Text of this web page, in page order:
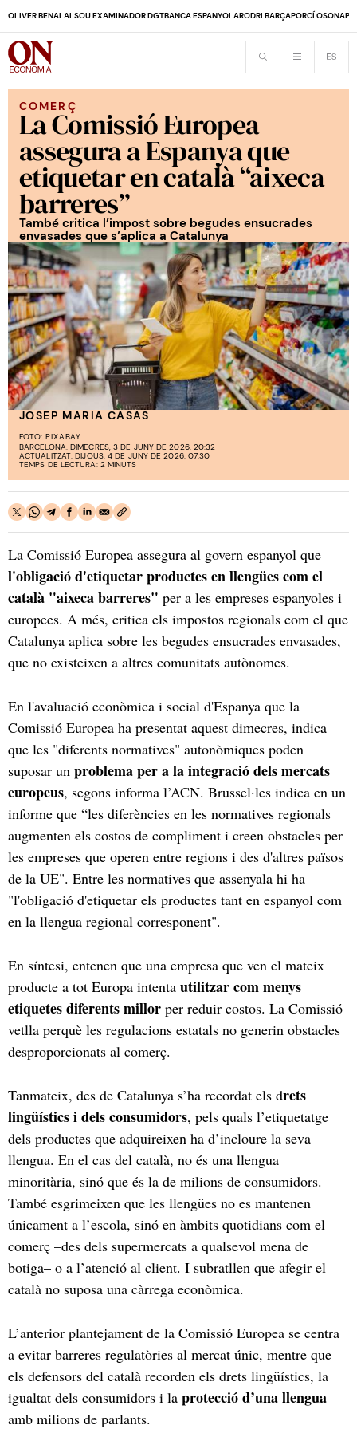
OLIVER BENALALSOU EXAMINADOR DGTBANCA ESPANYOLARODRI BARÇAPORCÍ OSONA
COMERÇ
La Comissió Europea
assegura a Espanya que
etiquetar en català “aixeca
barreres”
També critica l’impost sobre begudes ensucrades
envasades que s’aplica a Catalunya
JOSEP MARIA CASAS
FOTO: PIXABAY
BARCELONA. DIMECRES, 3 DE JUNY DE 2026. 20:32
ACTUALITZAT: DIJOUS, 4 DE JUNY DE 2026. 07:30
TEMPS DE LECTURA: 2 MINUTS
La Comissió Europea assegura al govern espanyol que
l'obligació d'etiquetar productes en llengües com el
català "aixeca barreres" per a les empreses espanyoles i
europees. A més, critica els impostos regionals com el que
Catalunya aplica sobre les begudes ensucrades envasades,
que no existeixen a altres comunitats autònomes.
En l'avaluació econòmica i social d'Espanya que la
Comissió Europea ha presentat aquest dimecres, indica
que les "diferents normatives" autonòmiques poden
suposar un problema per a la integració dels mercats
europeus, segons informa l’ACN. Brussel·les indica en un
informe que “les diferències en les normatives regionals
augmenten els costos de compliment i creen obstacles per
les empreses que operen entre regions i des d'altres països
de la UE". Entre les normatives que assenyala hi ha
"l'obligació d'etiquetar els productes tant en espanyol com
en la llengua regional corresponent".
En síntesi, entenen que una empresa que ven el mateix
producte a tot Europa intenta utilitzar com menys
etiquetes diferents millor per reduir costos. La Comissió
vetlla perquè les regulacions estatals no generin obstacles
desproporcionats al comerç.
Tanmateix, des de Catalunya s’ha recordat els drets
lingüístics i dels consumidors, pels quals l’etiquetatge
dels productes que adquireixen ha d’incloure la seva
llengua. En el cas del català, no és una llengua
minoritària, sinó que és la de milions de consumidors.
També esgrimeixen que les llengües no es mantenen
únicament a l’escola, sinó en àmbits quotidians com el
comerç –des dels supermercats a qualsevol mena de
botiga– o a l’atenció al client. I subratllen que afegir el
català no suposa una càrrega econòmica.
L’anterior plantejament de la Comissió Europea se centra
a evitar barreres regulatòries al mercat únic, mentre que
els defensors del català recorden els drets lingüístics, la
igualtat dels consumidors i la protecció d’una llengua
amb milions de parlants.